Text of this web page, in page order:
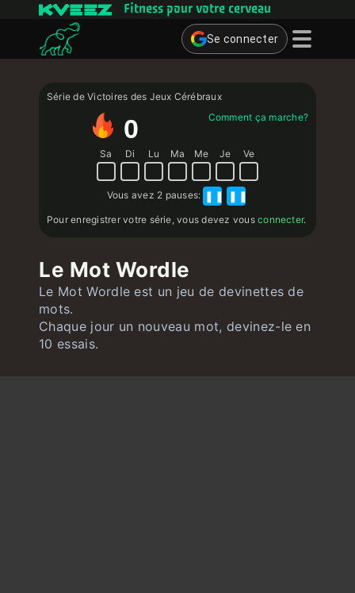
Fitness pour votre cerveau
Se connecter
Quiz
Utilisateur
Contact
Série de Victoires des Jeux Cérébraux
Comment ça marche?
0
Sa Di Lu Ma Me Je Ve
Vous avez 2 pauses: ❚❚ ❚❚
Pour enregistrer votre série, vous devez vousconnecter.
Le Mot Wordle
Le Mot Wordle est un jeu de devinettes de
mots.
Chaque jour un nouveau mot, devinez-le en
10 essais.